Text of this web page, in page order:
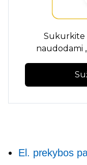
Sukurkite
naudodami
El. prekybos